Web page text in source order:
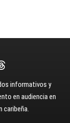
informativos y
en audiencia en
caribeña.